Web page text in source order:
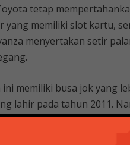
tetap
yang memiliki slot kartu,
menyertakan setir
memiliki busa jok yang
lahir pada tahun 2011.
saat mobil dibawa dalam
jok baris kedua juga,